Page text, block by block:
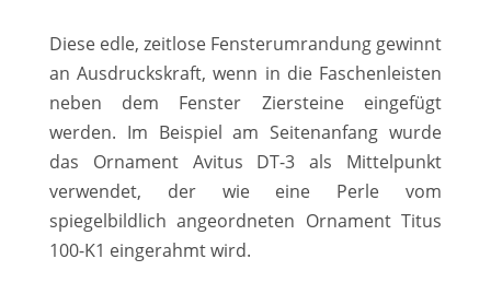
Diese edle, zeitlose Fensterumrandung gewinnt
an Ausdruckskraft, wenn in die Faschenleisten
neben dem Fenster Ziersteine eingefügt
werden. Im Beispiel am Seitenanfang wurde
das Ornament Avitus DT-3 als Mittelpunkt
verwendet, der wie eine Perle vom
spiegelbildlich angeordneten Ornament Titus
100-K1 eingerahmt wird.